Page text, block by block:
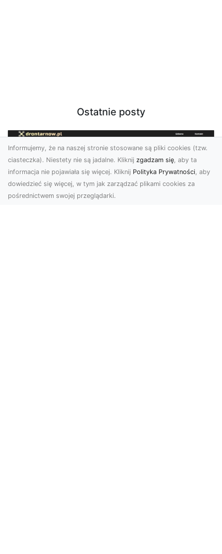
Ostatnie posty
Informujemy, że na naszej stronie stosowane są pliki cookies (tzw.
ciasteczka). Niestety nie są jadalne. Kliknij zgadzam się, aby ta
informacja nie pojawiała się więcej. Kliknij Polityka Prywatności, aby
dowiedzieć się więcej, w tym jak zarządzać plikami cookies za
pośrednictwem swojej przeglądarki.